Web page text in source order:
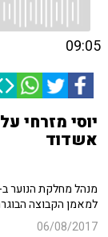
09:05
יוסי מזרחי
אשדוד
מנהל מחלקת הנוער
למאמן הקבוצה
06/08/2017